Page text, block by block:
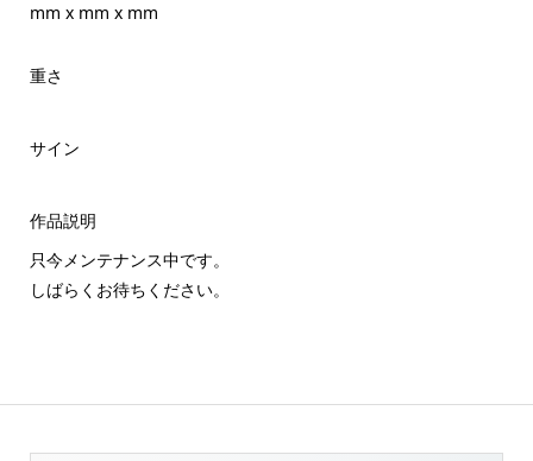
mm x mm x mm
重さ
サイン
作品説明
只今メンテナンス中です。
しばらくお待ちください。